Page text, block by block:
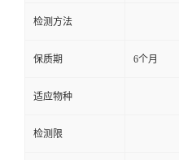
言
检测方法
保质期 6个月
适应物种
检测限